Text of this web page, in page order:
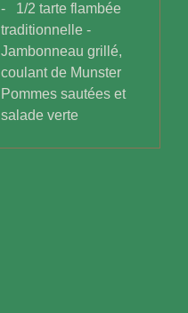
- 1/2 tarte flambée
traditionnelle -
Jambonneau grillé,
coulant de Munster
Pommes sautées et
salade verte